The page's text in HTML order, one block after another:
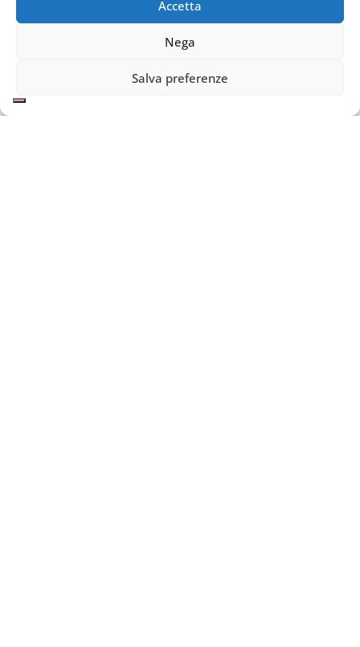
Accetta
Nega
Salva preferenze